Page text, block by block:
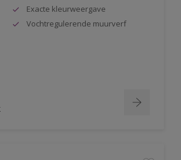
Exacte kleurweergave
Vochtregulerende muurverf